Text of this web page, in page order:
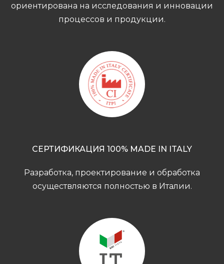
ориентирована на исследования и инновации
процессов и продукции.
СЕРТИФИКАЦИЯ 100% MADE IN ITALY
Разработка, проектирование и обработка
осуществляются полностью в Италии.